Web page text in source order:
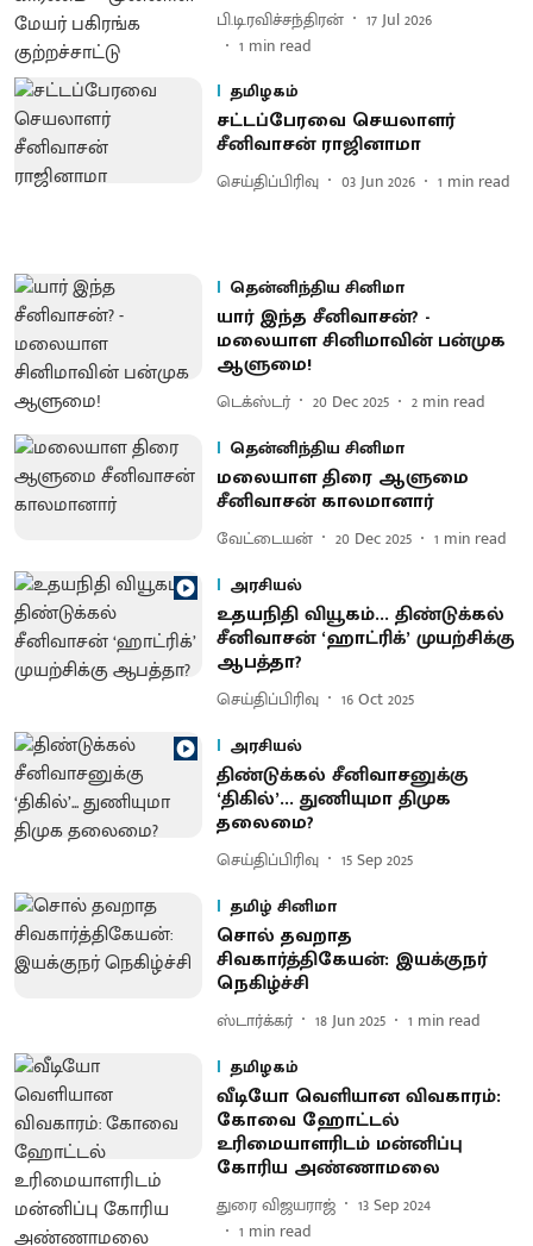
பி.டி.ரவிச்சந்திரன்
17 Jul 2026
1 min read
தமிழகம்
சட்டப்பேரவை செயலாளர்
சீனிவாசன் ராஜினாமா
செய்திப்பிரிவு 03 Jun 2026 1 min read
தென்னிந்திய சினிமா
யார் இந்த சீனிவாசன்? -
மலையாள சினிமாவின் பன்முக
ஆளுமை!
டெக்ஸ்டர் 20 Dec 2025 2 min read
தென்னிந்திய சினிமா
மலையாள திரை ஆளுமை
சீனிவாசன் காலமானார்
வேட்டையன் 20 Dec 2025 1 min read
அரசியல்
உதயநிதி வியூகம்... திண்டுக்கல்
சீனிவாசன் ‘ஹாட்ரிக்’ முயற்சிக்கு
ஆபத்தா?
செய்திப்பிரிவு
16 Oct 2025
அரசியல்
திண்டுக்கல் சீனிவாசனுக்கு
‘திகில்’... துணியுமா திமுக
தலைமை?
செய்திப்பிரிவு
15 Sep 2025
தமிழ் சினிமா
சொல் தவறாத
சிவகார்த்திகேயன்: இயக்குநர்
நெகிழ்ச்சி
ஸ்டார்க்கர் 18 Jun 2025 1 min read
தமிழகம்
வீடியோ வெளியான விவகாரம்:
கோவை ஹோட்டல்
உரிமையாளரிடம் மன்னிப்பு
கோரிய அண்ணாமலை
துரை விஜயராஜ்
13 Sep 2024
1 min read